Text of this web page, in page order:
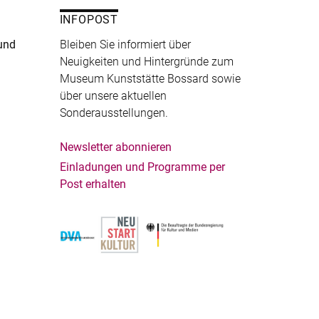
INFOPOST
Bleiben Sie informiert über
Neuigkeiten und Hintergründe zum
Museum Kunststätte Bossard sowie
über unsere aktuellen
Sonderausstellungen.
Newsletter abonnieren
Einladungen und Programme per
Post erhalten